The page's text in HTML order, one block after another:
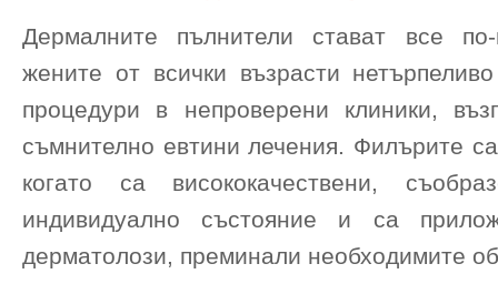
Дермалните пълнители стават все по-
жените от всички възрасти
процедури в непроверени клиники,
съмнително евтини лечения. Филърите
когато са висококачествени,
индивидуално състояние и са
дерматолози, преминали необходимите